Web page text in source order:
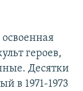
героев,
Десятки
в 1971-1973